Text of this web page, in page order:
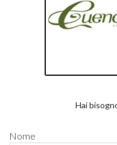
Hai
Nome